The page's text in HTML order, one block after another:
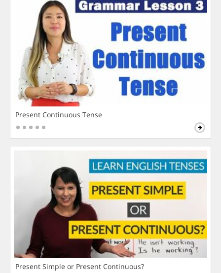
Present Continuous Tense
Present Simple or Present Continuous?